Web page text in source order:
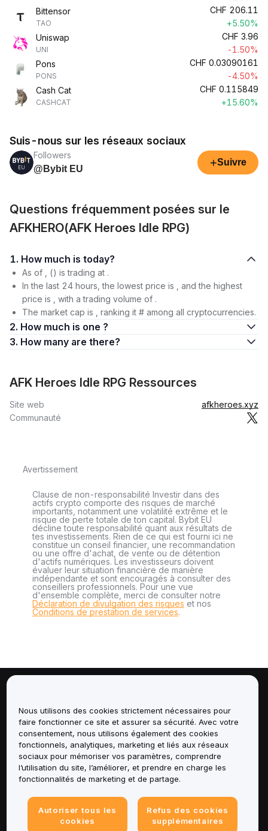
Bittensor
TAO
CHF 206.11
+5.50%
Uniswap
UNI
CHF 3.96
-1.50%
Pons
PONS
CHF 0.03090161
-4.50%
Cash Cat
CASHCAT
CHF 0.115849
+15.60%
Suis-nous sur les réseaux sociaux
Followers
@Bybit EU
+Suivre
Questions fréquemment posées sur le
AFKHERO(AFK Heroes Idle RPG)
1. How much is today?
As of , () is trading at .
In the last 24 hours, the lowest price is , and the highest
price is , with a trading volume of .
The market cap is , ranking it # among all cryptocurrencies.
2. How much is one ?
3. How many are there?
AFK Heroes Idle RPG Ressources
Site web
afkheroes.xyz
Communauté
Avertissement
Clause de non-responsabilité Investir dans des
actifs crypto comporte des risques de marché
importants, notamment une volatilité extrême et le
risque de perte totale de ton capital. Bybit EU
décline toute responsabilité quant aux résultats de
tes investissements. Rien de ce qui est fourni ici ne
constitue un conseil financier, une recommandation
ou une offre d'achat, de vente ou de détention
d'actifs numériques. Les investisseurs doivent
évaluer leur situation financière de manière
indépendante et sont encouragés à consulter des
conseillers professionnels. Pour une vue
d'ensemble complète, merci de consulter notre
Déclaration de divulgation des risques et nos
Conditions de prestation de services.
Services
Assistance
Produits
Mentions légales
Nous utilisons des cookies strictement nécessaires pour
faire fonctionner ce site et assurer sa sécurité. Avec votre
consentement, nous utilisons également des cookies
fonctionnels, analytiques, marketing et liés aux réseaux
sociaux pour mémoriser vos paramètres, comprendre
l’utilisation du site, l’améliorer, et prendre en charge les
fonctionnalités de marketing et de partage.
Autoriser tous les
cookies
Refus des cookies
supplémentaires